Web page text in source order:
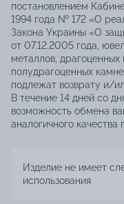
постановлением
1994 года № 172 «О
Закона Украины «О
от 07.12.2005 года,
металлов,
полудрагоценных
подлежат возврату и/
В течение 14 дней со
возможность обмена
аналогичного
Изделие не имеет
использования